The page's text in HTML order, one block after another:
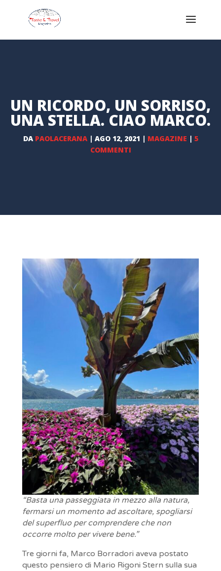
UN RICORDO, UN SORRISO,
UNA STELLA. CIAO MARCO.
DA PAOLACERANA| AGO 12, 2021 | MAGAZINE | 5
COMMENTI
“Basta una passeggiata in mezzo alla natura,
fermarsi un momento ad ascoltare, spogliarsi
del superfluo per comprendere che non
occorre molto per vivere bene.”
Tre giorni fa, Marco Borradori aveva postato
questo pensiero di Mario Rigoni Stern sulla sua